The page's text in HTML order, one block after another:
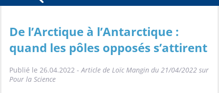
De l’Arctique à l’Antarctique :
quand les pôles opposés s’attirent
Publié le 26.04.2022 -Article de Loïc Mangin du 21/04/2022 sur
Pour la Science